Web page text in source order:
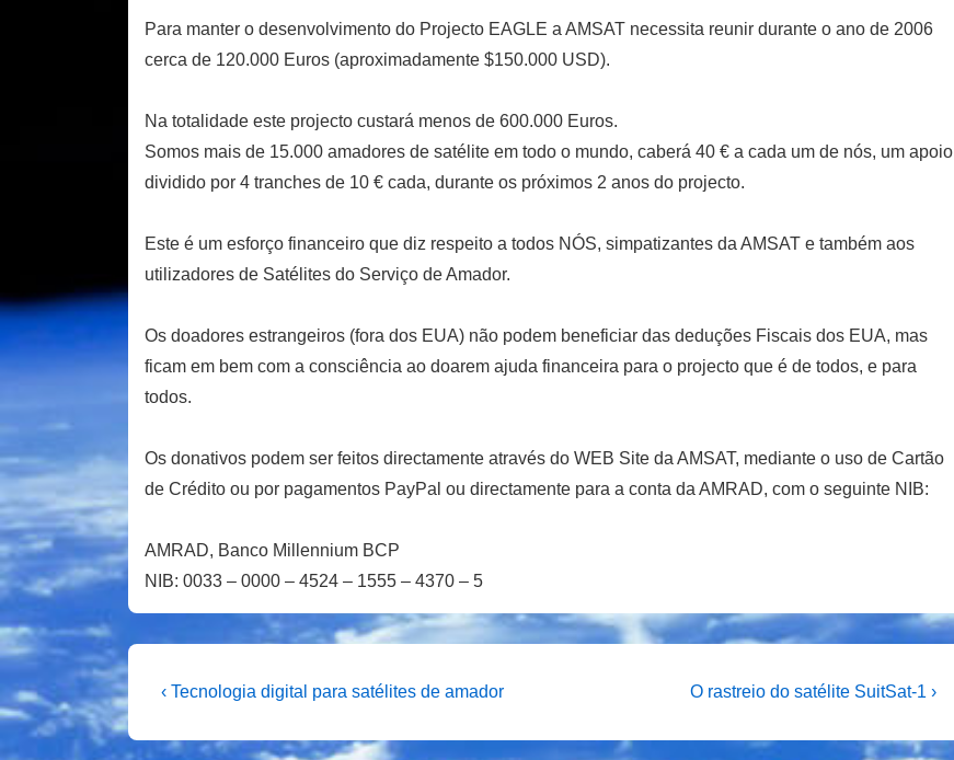
Para manter o desenvolvimento do Projecto EAGLE a AMSAT necessita reunir durante o ano de 2006
cerca de 120.000 Euros (aproximadamente $150.000 USD).
Na totalidade este projecto custará menos de 600.000 Euros.
Somos mais de 15.000 amadores de satélite em todo o mundo, caberá 40 € a cada um de nós, um apoio
dividido por 4 tranches de 10 € cada, durante os próximos 2 anos do projecto.
Este é um esforço financeiro que diz respeito a todos NÓS, simpatizantes da AMSAT e também aos
utilizadores de Satélites do Serviço de Amador.
Os doadores estrangeiros (fora dos EUA) não podem beneficiar das deduções Fiscais dos EUA, mas
ficam em bem com a consciência ao doarem ajuda financeira para o projecto que é de todos, e para
todos.
Os donativos podem ser feitos directamente através do WEB Site da AMSAT, mediante o uso de Cartão
de Crédito ou por pagamentos PayPal ou directamente para a conta da AMRAD, com o seguinte NIB:
AMRAD, Banco Millennium BCP
NIB: 0033 – 0000 – 4524 – 1555 – 4370 – 5
Navegação
Previous
is
‹ Tecnologia digital para satélites de amador
Next
O rastreio do satélite SuitSat-1 ›